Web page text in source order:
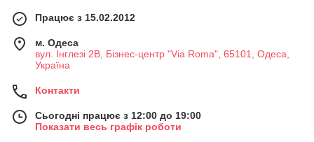
Працює з 15.02.2012
м. Одеса
вул. Інглезі 2В, Бізнес-центр "Via Roma", 65101, Одеса,
Україна
Контакти
Сьогодні працює з 12:00 до 19:00
Показати весь графік роботи